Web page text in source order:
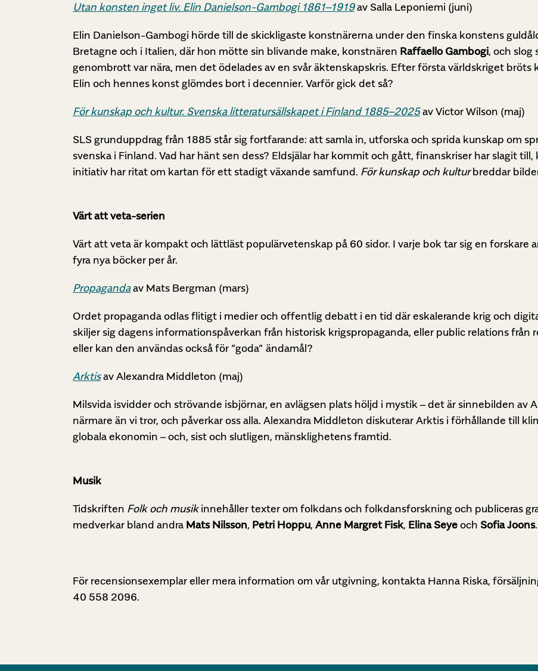
Utan konsten inget liv. Elin Danielson-Gambogi 1861–1919av Salla Leponiemi (juni)
Elin Danielson-Gambogi hörde till de skickligaste konstnärerna under den finska konstens
Bretagne och i Italien, där hon mötte sin blivande make, konstnären Raffaello Gambogi, och slog
genombrott var nära, men det ödelades av en svår äktenskapskris. Efter första världskriget
Elin och hennes konst glömdes bort i decennier. Varför gick det så?
För kunskap och kultur. Svenska litteratursällskapet i Finland 1885–2025av Victor Wilson (maj)
SLS grunduppdrag från 1885 står sig fortfarande: att samla in, utforska och sprida kunskap om
svenska i Finland. Vad har hänt sen dess? Eldsjälar har kommit och gått, finanskriser har slagit
initiativ har ritat om kartan för ett stadigt växande samfund. För kunskap och kulturbreddar
Värt att veta-serien
Värt att veta är kompakt och lättläst populärvetenskap på 60 sidor. I varje bok tar sig en forskare
fyra nya böcker per år.
Propagandaav Mats Bergman (mars)
Ordet propaganda odlas flitigt i medier och offentlig debatt i en tid där eskalerande krig och
skiljer sig dagens informationspåverkan från historisk krigspropaganda, eller public relations från
eller kan den användas också för ”goda” ändamål?
Arktisav Alexandra Middleton (maj)
Milsvida isvidder och strövande isbjörnar, en avlägsen plats höljd i mystik – det är sinnebilden av
närmare än vi tror, och påverkar oss alla. Alexandra Middleton diskuterar Arktis i förhållande till
globala ekonomin – och, sist och slutligen, mänsklighetens framtid.
Musik
Tidskriften Folk och musikinnehåller texter om folkdans och folkdansforskning och publiceras
medverkar bland andra Mats Nilsson, Petri Hoppu, Anne Margret Fisk, Elina Seyeoch Sofia Joons.
För recensionsexemplar eller mera information om vår utgivning, kontakta Hanna Riska,
40 558 2096.